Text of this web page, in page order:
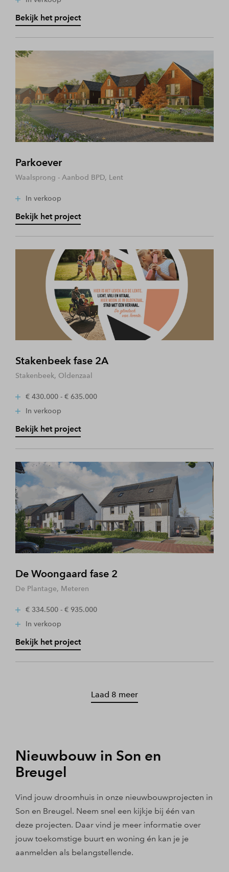
Bekijk het project
Parkoever
Waalsprong - Aanbod BPD, Lent
In verkoop
Bekijk het project
Stakenbeek fase 2A
Stakenbeek, Oldenzaal
€ 430.000 - € 635.000
In verkoop
Bekijk het project
De Woongaard fase 2
De Plantage, Meteren
€ 334.500 - € 935.000
In verkoop
Bekijk het project
Laad 8 meer
Nieuwbouw in Son en
Breugel
Vind jouw droomhuis in onze nieuwbouwprojecten in
Son en Breugel. Neem snel een kijkje bij één van
deze projecten. Daar vind je meer informatie over
jouw toekomstige buurt en woning én kan je je
aanmelden als belangstellende.